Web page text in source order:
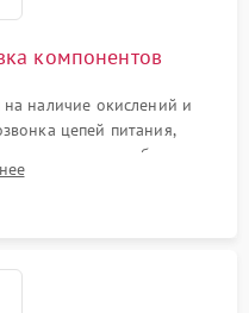
компонентов
наличие окислений и
цепей питания,
колес и турбины
и инфракрасных